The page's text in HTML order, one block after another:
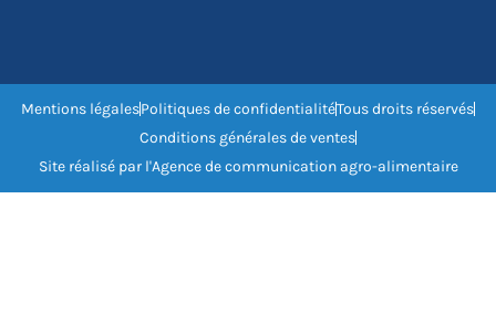
Mentions légalesPolitiques de confidentialitéTous droits réservés
Conditions générales de ventes
Site réalisé par l'Agence de communication agro-alimentaire